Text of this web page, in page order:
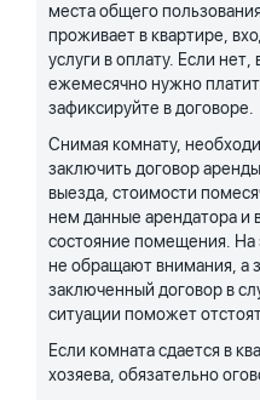
места общего
проживает в квартире,
услуги в оплату. Если нет,
ежемесячно нужно
зафиксируйте в договоре.
Снимая комнату,
заключить договор
выезда, стоимости
нем данные арендатора и
состояние помещения. На
не обращают внимания, а
заключенный договор в
ситуации поможет
Если комната сдается в
хозяева, обязательно